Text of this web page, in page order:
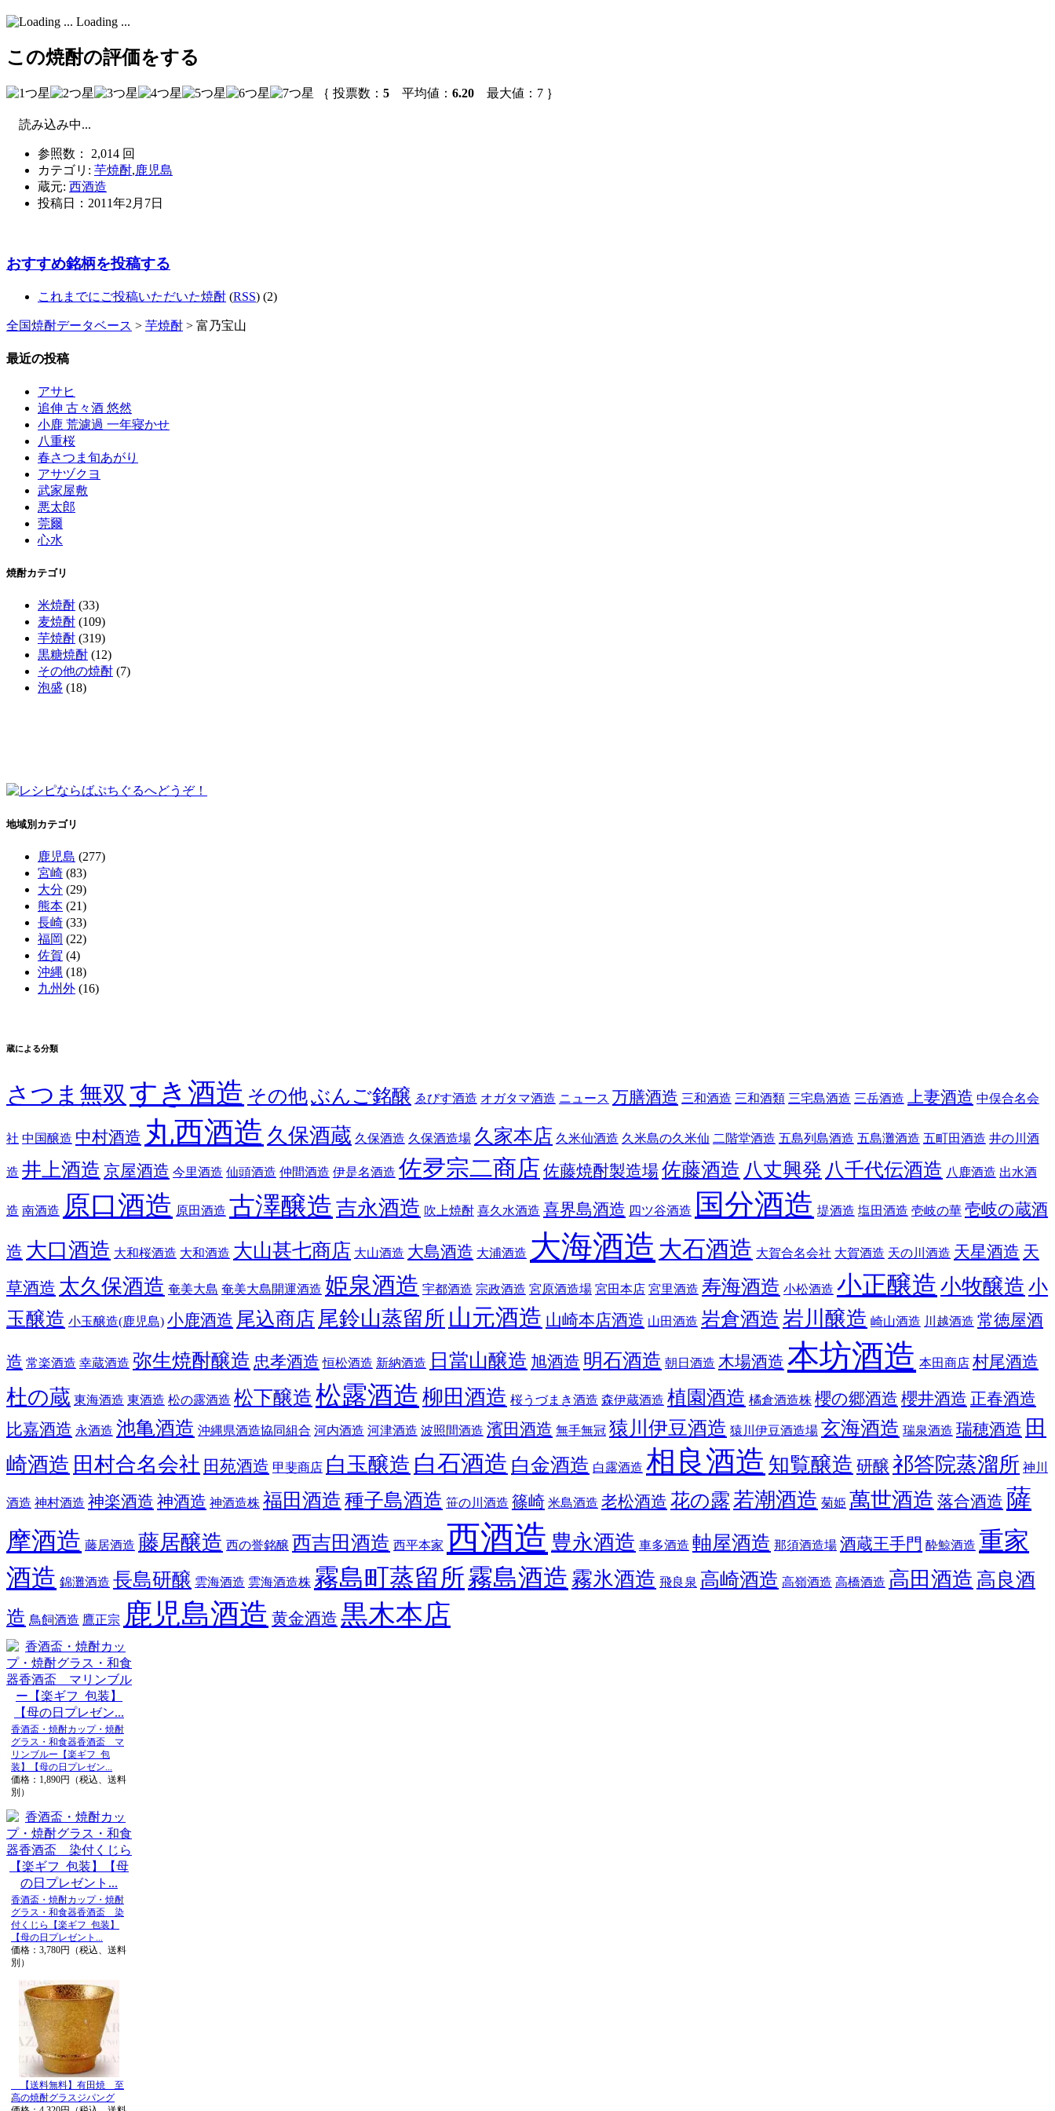
Loading ...
この焼酎の評価をする
｛ 投票数： 5 平均値： 6.20 最大値：7 ｝
読み込み中...
参照数： 2,014 回
カテゴリ: 芋焼酎,鹿児島
蔵元: 西酒造
投稿日： 2011年2月7日
おすすめ銘柄を投稿する
これまでにご投稿いただいた焼酎 (RSS) (2)
全国焼酎データベース > 芋焼酎 > 富乃宝山
最近の投稿
アサヒ
追伸 古々酒 悠然
小鹿 荒濾過 一年寝かせ
八重桜
春さつま旬あがり
アサヅクヨ
武家屋敷
悪太郎
莞爾
心水
焼酎カテゴリ
米焼酎 (33)
麦焼酎 (109)
芋焼酎 (319)
黒糖焼酎 (12)
その他の焼酎 (7)
泡盛 (18)
地域別カテゴリ
鹿児島 (277)
宮崎 (83)
大分 (29)
熊本 (21)
長崎 (33)
福岡 (22)
佐賀 (4)
沖縄 (18)
九州外 (16)
蔵による分類
さつま無双 すき酒造 その他ぶんご銘醸 ゑびす酒造 オガタマ酒造 ニュース 万膳酒造 三和酒造 三和酒類 三宅島酒造 三岳酒造 上妻酒造 中俣合名会
社 中国醸造 中村酒造 丸西酒造 久保酒蔵 久保酒造 久保酒造場 久家本店 久米仙酒造 久米島の久米仙 二階堂酒造 五島列島酒造 五島灘酒造 五町田酒造 井の川酒
造 井上酒造 京屋酒造 今里酒造 仙頭酒造 仲間酒造 伊是名酒造 佐夛宗二商店 佐藤焼酎製造場佐藤酒造 八丈興発 八千代伝酒造 八鹿酒造 出水酒
造 南酒造 原口酒造 原田酒造 古澤醸造 吉永酒造 吹上焼酎 喜久水酒造 喜界島酒造 四ツ谷酒造 国分酒造 堤酒造 塩田酒造 壱岐の華 壱岐の蔵酒
造 大口酒造 大和桜酒造 大和酒造 大山甚七商店 大山酒造 大島酒造 大浦酒造 大海酒造 大石酒造 大賀合名会社 大賀酒造 天の川酒造 天星酒造 天
草酒造 太久保酒造 奄美大島 奄美大島開運酒造 姫泉酒造 宇都酒造 宗政酒造 宮原酒造場 宮田本店 宮里酒造 寿海酒造 小松酒造 小正醸造 小牧醸造 小
玉醸造 小玉醸造(鹿児島) 小鹿酒造 尾込商店 尾鈴山蒸留所 山元酒造 山崎本店酒造 山田酒造 岩倉酒造 岩川醸造 崎山酒造 川越酒造 常徳屋酒
造 常楽酒造 幸蔵酒造 弥生焼酎醸造 忠孝酒造 恒松酒造 新納酒造 日當山醸造 旭酒造 明石酒造 朝日酒造 木場酒造 本坊酒造 本田商店 村尾酒造
杜の蔵 東海酒造 東酒造 松の露酒造 松下醸造 松露酒造 柳田酒造 桜うづまき酒造 森伊蔵酒造 植園酒造 橘倉酒造株 櫻の郷酒造 櫻井酒造 正春酒造
比嘉酒造 永酒造 池亀酒造 沖縄県酒造協同組合 河内酒造 河津酒造 波照間酒造 濱田酒造 無手無冠 猿川伊豆酒造 猿川伊豆酒造場 玄海酒造 瑞泉酒造 瑞穂酒造 田
崎酒造 田村合名会社 田苑酒造 甲斐商店 白玉醸造 白石酒造 白金酒造 白露酒造 相良酒造 知覧醸造 研醸 祁答院蒸溜所 神川
酒造 神村酒造 神楽酒造 神酒造 神酒造株 福田酒造 種子島酒造 笹の川酒造 篠崎 米島酒造 老松酒造 花の露若潮酒造 菊姫 萬世酒造 落合酒造 薩
摩酒造 藤居酒造 藤居醸造 西の誉銘醸 西吉田酒造 西平本家 西酒造 豊永酒造 車多酒造 軸屋酒造 那須酒造場 酒蔵王手門 酔鯨酒造 重家
酒造 錦灘酒造 長島研醸 雲海酒造 雲海酒造株 霧島町蒸留所霧島酒造 霧氷酒造 飛良泉 高崎酒造 高嶺酒造 高橋酒造 高田酒造 高良酒
造 鳥飼酒造 鷹正宗 鹿児島酒造 黄金酒造 黒木本店
香酒盃・焼酎カップ・焼酎
グラス・和食器香酒盃 マ
リンブルー【楽ギフ_包
装】【母の日プレゼン...
価格：1,890円（税込、送料
別）
香酒盃・焼酎カップ・焼酎
グラス・和食器香酒盃 染
付くじら【楽ギフ_包装】
【母の日プレゼント...
価格：3,780円（税込、送料
別）
【送料無料】有田焼 至
高の焼酎グラスジパング